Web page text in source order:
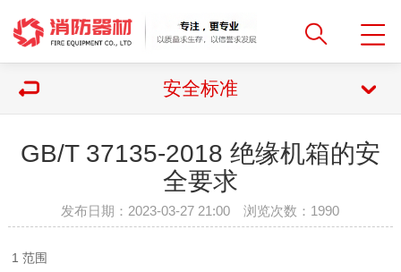
安全标准
GB/T 37135-2018 绝缘机箱的安
全要求
发布日期：2023-03-27 21:00 浏览次数： 1990
1 范围